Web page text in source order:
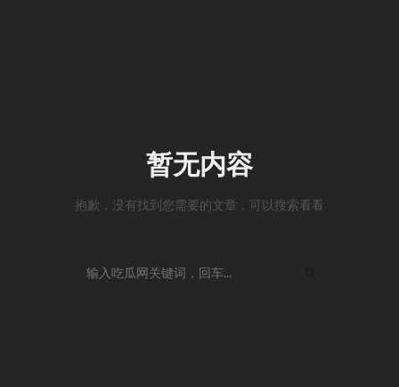
暂无内容
抱歉，没有找到您需要的文章，可以搜索看看